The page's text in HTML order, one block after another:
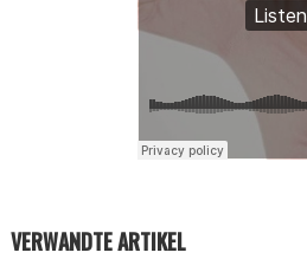
VERWANDTE ARTIKEL